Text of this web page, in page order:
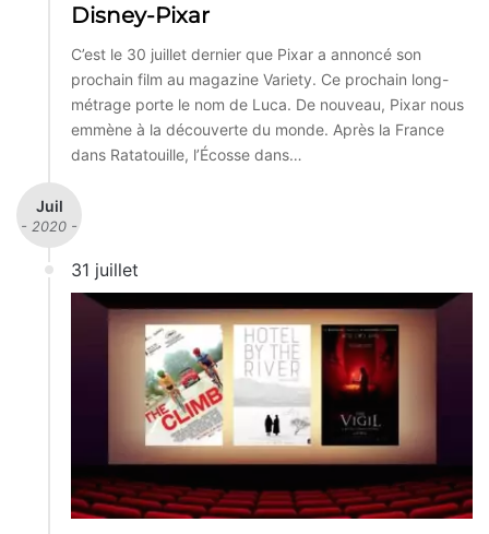
Disney-Pixar
C’est le 30 juillet dernier que Pixar a annoncé son
prochain film au magazine Variety. Ce prochain long-
métrage porte le nom de Luca. De nouveau, Pixar nous
emmène à la découverte du monde. Après la France
dans Ratatouille, l’Écosse dans…
Juil
- 2020 -
31 juillet